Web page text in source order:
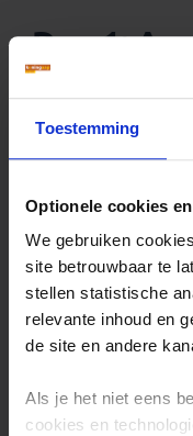
Toestemming
Optionele cookies
We gebruiken
site betrouwbaar te
stellen statistische
relevante inhoud en
de site en andere
Als je het niet eens
cookies en
Dag 1:
Sus
op de luchthaven
voor je klaar die je